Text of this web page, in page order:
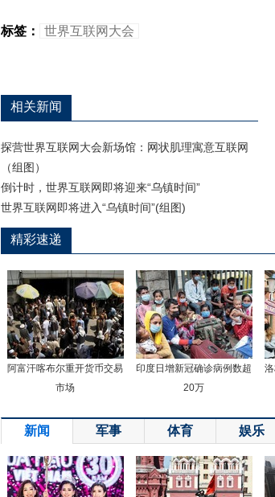
标签： 世界互联网大会
相关新闻
探营世界互联网大会新场馆：网状肌理寓意互联网
（组图）
倒计时，世界互联网即将迎来“乌镇时间”
世界互联网即将进入“乌镇时间”(组图)
精彩速递
阿富汗喀布尔重开货币交易
市场
印度日增新冠确诊病例数超
20万
新闻 军事 体育 娱乐